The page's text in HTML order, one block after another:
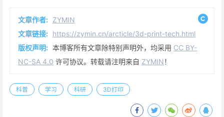
文章作者: ZYMIN
文章链接: https://zymin.cn/arcticle/3d-print-tech.html
版权声明: 本博客所有文章除特别声明外，均采用 CC BY-
NC-SA 4.0 许可协议。转载请注明来自 ZYMIN！
科普 学习 科研 3D打印